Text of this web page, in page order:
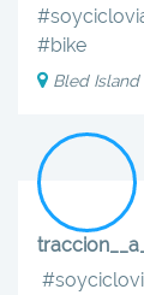
#bike
Bled Island